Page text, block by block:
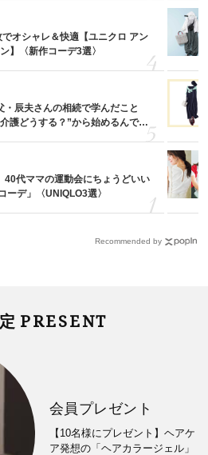
オシャレ＆快適【ユニクロ アン
】〈新作コーデ3選〉
・辰夫さんの相続で学んだこと
介護どうする？”から始めるんで
40代ママの運動会にちょうどいい
ーデ」〈UNIQLO3選〉
Recommended by
PRESENT
会員プレゼント
【10名様にプレゼント】ヘアケ
ア発想の「ヘアカラージェル」